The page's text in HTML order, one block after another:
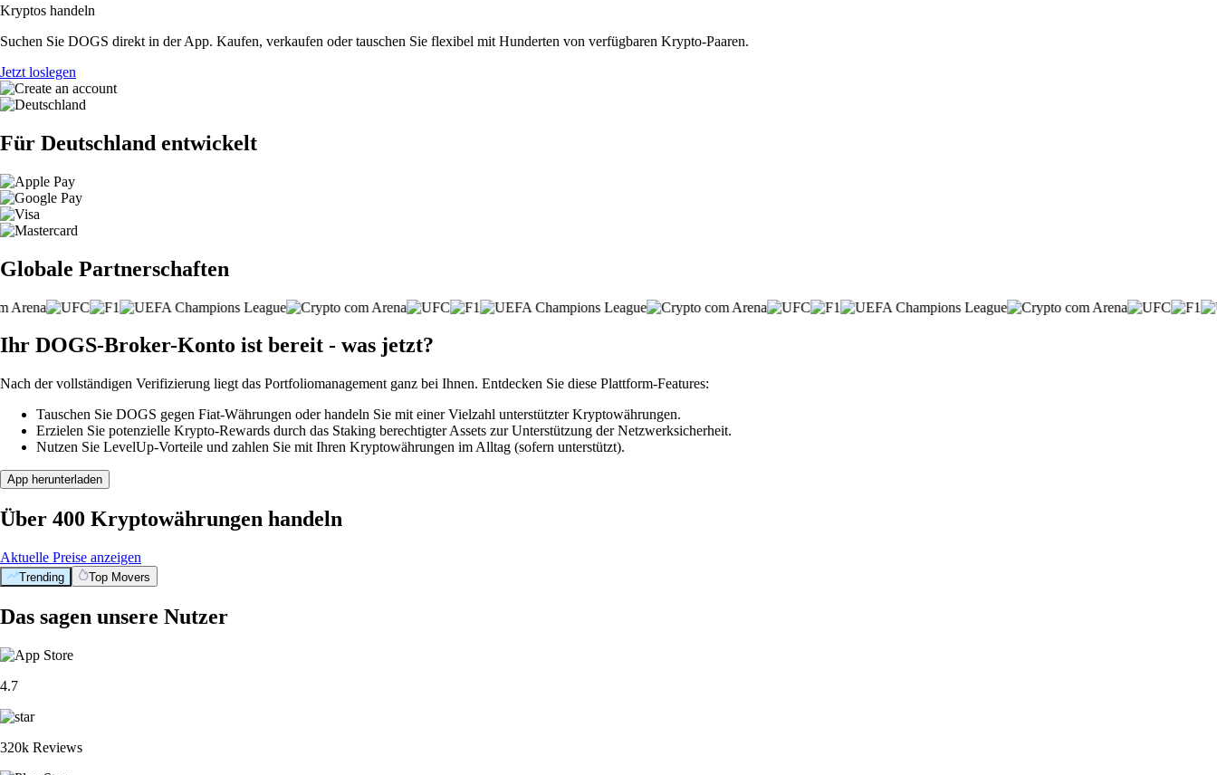
Kryptos handeln
Suchen Sie DOGS direkt in der App. Kaufen, verkaufen oder tauschen Sie flexibel mit Hunderten von verfügbaren Krypto-Paaren.
Jetzt loslegen
Für Deutschland entwickelt
Globale Partnerschaften
Ihr DOGS-Broker-Konto ist bereit - was jetzt?
Nach der vollständigen Verifizierung liegt das Portfoliomanagement ganz bei Ihnen. Entdecken Sie diese Plattform-Features:
Tauschen Sie DOGS gegen Fiat-Währungen oder handeln Sie mit einer Vielzahl unterstützter Kryptowährungen.
Erzielen Sie potenzielle Krypto-Rewards durch das Staking berechtigter Assets zur Unterstützung der Netzwerksicherheit.
Nutzen Sie LevelUp-Vorteile und zahlen Sie mit Ihren Kryptowährungen im Alltag (sofern unterstützt).
App herunterladen
Über 400 Kryptowährungen handeln
Aktuelle Preise anzeigen
Trending Top Movers
Das sagen unsere Nutzer
4.7
320k Reviews